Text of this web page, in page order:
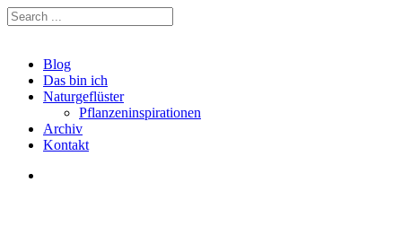
Blog
Das bin ich
Naturgeflüster
Pflanzeninspirationen
Archiv
Kontakt